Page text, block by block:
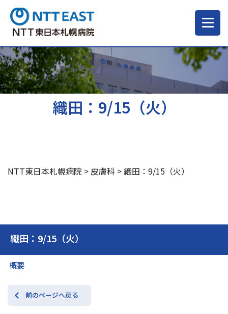
当院について
ご来院される方へ
医療・介護関係の方
織田：9/15（火）
概要
前のページへ戻る
織田：9/15（火）
NTT東日本札幌病院 > 皮膚科 >織田：9/15（火）